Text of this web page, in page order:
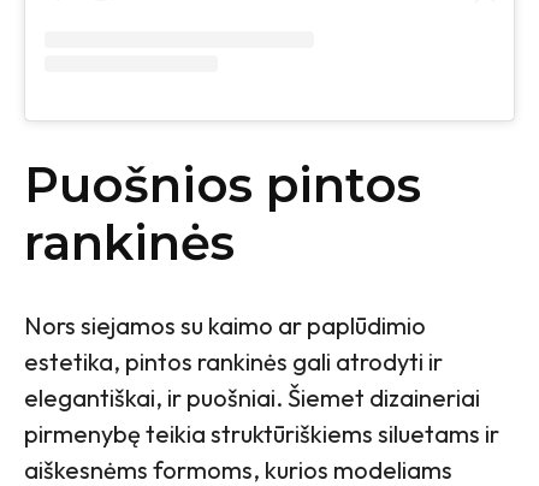
Puošnios pintos
rankinės
Nors siejamos su kaimo ar paplūdimio
estetika, pintos rankinės gali atrodyti ir
elegantiškai, ir puošniai. Šiemet dizaineriai
pirmenybę teikia struktūriškiems siluetams ir
aiškesnėms formoms, kurios modeliams